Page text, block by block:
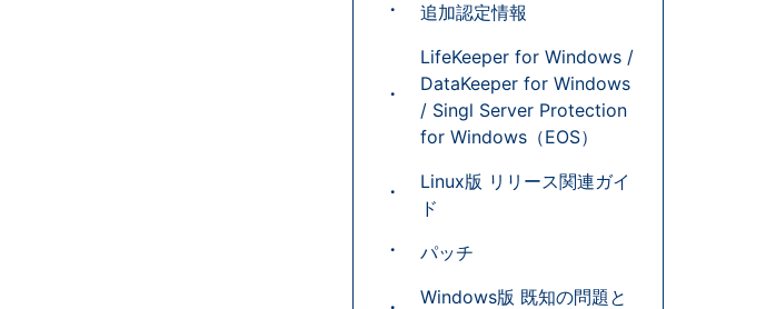
追加認定情報
LifeKeeper for Windows /
DataKeeper for Windows
/ Singl Server Protection
for Windows（EOS）
Linux版 リリース関連ガイ
ド
パッチ
Windows版 既知の問題と